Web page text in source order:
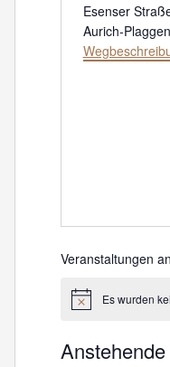
Esenser
Aurich-
Veranstaltungen
HinweisEs wurden
Anstehende